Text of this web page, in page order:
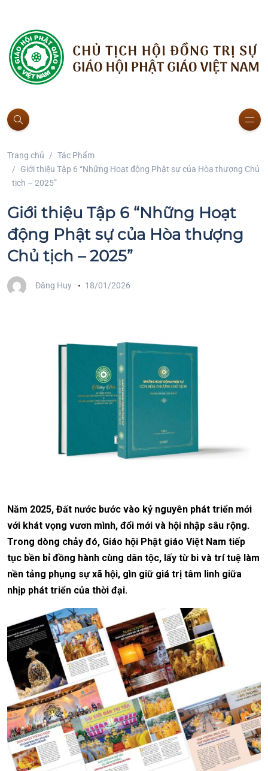
Trang chủ
Tác Phẩm
Giới thiệu Tập 6 “Những Hoạt động Phật sự của Hòa thượng Chủ
tịch – 2025”
Giới thiệu Tập 6 “Những Hoạt
động Phật sự của Hòa thượng
Chủ tịch – 2025”
Đăng Huy 18/01/2026
Năm 2025, Đất nước bước vào kỷ nguyên phát triển mới
với khát vọng vươn mình, đổi mới và hội nhập sâu rộng.
Trong dòng chảy đó, Giáo hội Phật giáo Việt Nam tiếp
tục bền bỉ đồng hành cùng dân tộc, lấy từ bi và trí tuệ làm
nền tảng phụng sự xã hội, gìn giữ giá trị tâm linh giữa
nhịp phát triển của thời đại.